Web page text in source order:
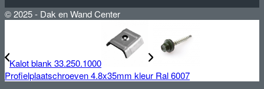
© 2025 - Dak en Wand Center
Kalot blank 33.250.1000
Profielplaatschroeven 4.8x35mm kleur Ral 6007